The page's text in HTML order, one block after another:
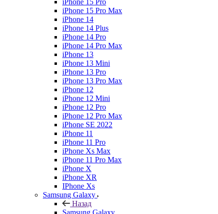
iPhone 15 Pro
iPhone 15 Pro Max
iPhone 14
iPhone 14 Plus
iPhone 14 Pro
iPhone 14 Pro Max
iPhone 13
iPhone 13 Mini
iPhone 13 Pro
iPhone 13 Pro Max
iPhone 12
iPhone 12 Mini
iPhone 12 Pro
iPhone 12 Pro Max
iPhone SE 2022
iPhone 11
iPhone 11 Pro
iPhone Xs Max
iPhone 11 Pro Max
iPhone X
iPhone XR
IPhone Xs
Samsung Galaxy
Назад
Samsung Galaxy